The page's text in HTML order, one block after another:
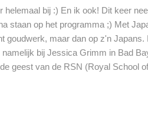
helemaal bij :) En ik ook! Dit keer
staan op het programma ;) Met
goudwerk, maar dan op z'n
bij Jessica Grimm in Bad
geest van de RSN (Royal School
als het om huiswerk maken